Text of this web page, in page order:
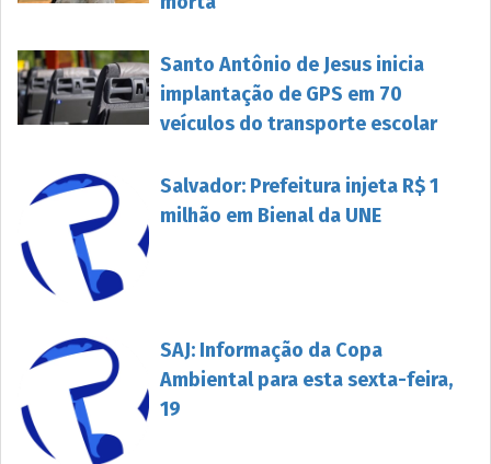
Santo Antônio de Jesus inicia
implantação de GPS em 70
veículos do transporte escolar
Salvador: Prefeitura injeta R$ 1
milhão em Bienal da UNE
SAJ: Informação da Copa
Ambiental para esta sexta-feira,
19